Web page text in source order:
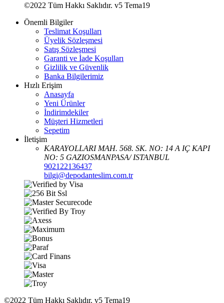
©2022 Tüm Hakkı Saklıdır. v5 Tema19
Önemli Bilgiler
Teslimat Koşulları
Üyelik Sözleşmesi
Satış Sözleşmesi
Garanti ve İade Koşulları
Gizlilik ve Güvenlik
Banka Bilgilerimiz
Hızlı Erişim
Anasayfa
Yeni Ürünler
İndirimdekiler
Müşteri Hizmetleri
Sepetim
İletişim
KARAYOLLARI MAH. 568. SK. NO: 14 A IÇ KAPI
NO: 5 GAZIOSMANPASA/ ISTANBUL
902122136437
bilgi@depodanteslim.com.tr
©2022 Tüm Hakkı Saklıdır. v5 Tema19